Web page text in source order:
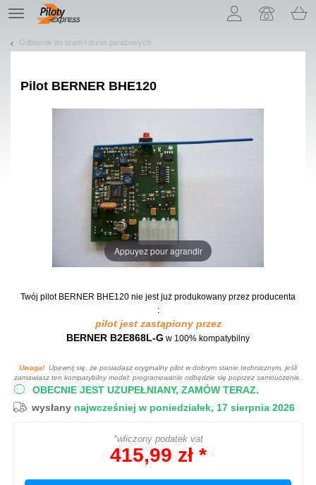
TE
navigation
Odbiornik do bram i drzwi garażowych
Pilot BERNER BHE120
Appuyez pour agrandir
Twój pilot BERNER BHE120 nie jest już produkowany przez producenta
:
pilot jest zastąpiony przez
BERNER B2E868L-G w 100% kompatybilny
Uwaga! Upewnij się, że posiadasz oryginalny pilot w dobrym stanie technicznym, jeśli
zamawiasz ten kompatybilny model: programowanie odbędzie się poprzez samouczenie.
OBECNIE JEST UZUPEŁNIANY, ZAMÓW TERAZ.
wysłany najwcześniej w poniedziałek, 17 sierpnia 2026
*wliczony podatek vat
415,99 zł *
Pozwól, że przedstawimy nasze ciasteczka!